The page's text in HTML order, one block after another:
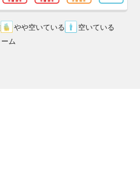
やや空いている
空いている
ム